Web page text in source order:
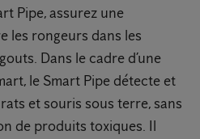
Pipe, assurez une
les rongeurs dans les
Dans le cadre d’une
le Smart Pipe détecte et
et souris sous terre, sans
de produits toxiques. Il